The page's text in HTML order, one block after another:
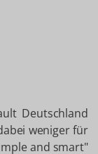
Deutschland
weniger für
and smart"